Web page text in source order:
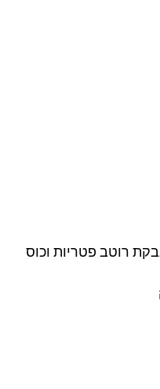
רוטב פטריות וכוס